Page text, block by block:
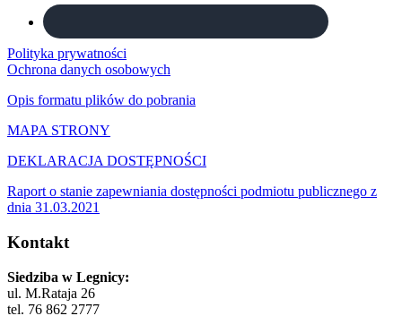
Polityka prywatności
Ochrona danych osobowych
Opis formatu plików do pobrania
MAPA STRONY
DEKLARACJA DOSTĘPNOŚCI
Raport o stanie zapewniania dostępności podmiotu publicznego z
dnia 31.03.2021
Kontakt
Siedziba w Legnicy:
ul. M.Rataja 26
tel. 76 862 2777